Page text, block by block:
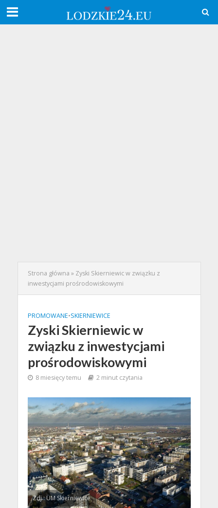
Strona główna » Zyski Skierniewic w związku z
inwestycjami prośrodowiskowymi
PROMOWANE•SKIERNIEWICE
Zyski Skierniewic w
związku z inwestycjami
prośrodowiskowymi
8 miesięcy temu 2 minut czytania
Zdj.: UM Skierniewice